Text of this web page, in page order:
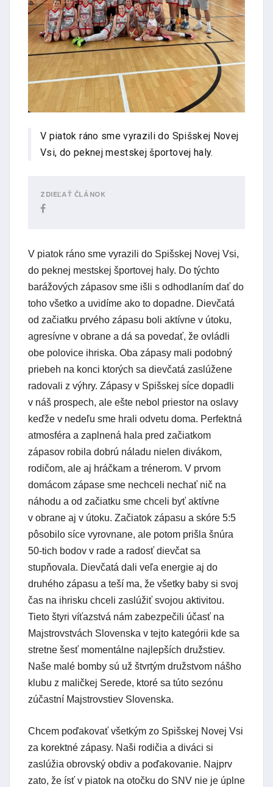
V piatok ráno sme vyrazili do Spišskej Novej
Vsi, do peknej mestskej športovej haly.
ZDIEĽAŤ ČLÁNOK
V piatok ráno sme vyrazili do Spišskej Novej Vsi,
do peknej mestskej športovej haly. Do týchto
barážových zápasov sme išli s odhodlaním dať do
toho všetko a uvidíme ako to dopadne. Dievčatá
od začiatku prvého zápasu boli aktívne v útoku,
agresívne v obrane a dá sa povedať, že ovládli
obe polovice ihriska. Oba zápasy mali podobný
priebeh na konci ktorých sa dievčatá zaslúžene
radovali z výhry. Zápasy v Spišskej síce dopadli
v náš prospech, ale ešte nebol priestor na oslavy
keďže v nedeľu sme hrali odvetu doma. Perfektná
atmosféra a zaplnená hala pred začiatkom
zápasov robila dobrú náladu nielen divákom,
rodičom, ale aj hráčkam a trénerom. V prvom
domácom zápase sme nechceli nechať nič na
náhodu a od začiatku sme chceli byť aktívne
v obrane aj v útoku. Začiatok zápasu a skóre 5:5
pôsobilo síce vyrovnane, ale potom prišla šnúra
50-tich bodov v rade a radosť dievčat sa
stupňovala. Dievčatá dali veľa energie aj do
druhého zápasu a teší ma, že všetky baby si svoj
čas na ihrisku chceli zaslúžiť svojou aktivitou.
Tieto štyri víťazstvá nám zabezpečili účasť na
Majstrovstvách Slovenska v tejto kategórii kde sa
stretne šesť momentálne najlepších družstiev.
Naše malé bomby sú už štvrtým družstvom nášho
klubu z maličkej Serede, ktoré sa túto sezónu
zúčastní Majstrovstiev Slovenska.
Chcem poďakovať všetkým zo Spišskej Novej Vsi
za korektné zápasy. Naši rodičia a diváci si
zaslúžia obrovský obdiv a poďakovanie. Najprv
zato, že ísť v piatok na otočku do SNV nie je úplne